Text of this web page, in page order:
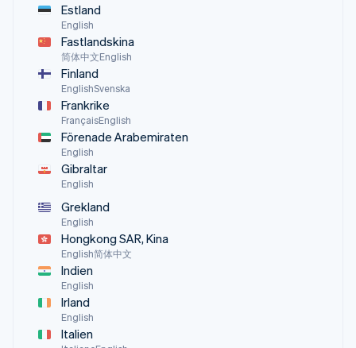
Estland
English
Fastlandskina
简体中文English
Finland
EnglishSvenska
Frankrike
FrançaisEnglish
Förenade Arabemiraten
English
Gibraltar
English
Grekland
English
Hongkong SAR, Kina
English简体中文
Indien
English
Irland
English
Italien